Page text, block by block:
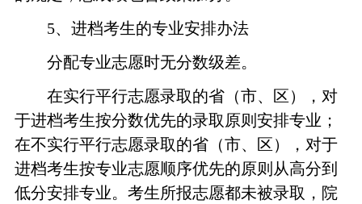
5、进档考生的专业安排办法
分配专业志愿时无分数级差。
在实行平行志愿录取的省（市、区），对
于进档考生按分数优先的录取原则安排专业；
在不实行平行志愿录取的省（市、区），对于
进档考生按专业志愿顺序优先的原则从高分到
低分安排专业。考生所报志愿都未被录取，院